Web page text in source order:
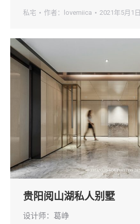
私宅 作者： lovemiica 2021年5月1日
贵阳阅山湖私人别墅
设计师：葛峥